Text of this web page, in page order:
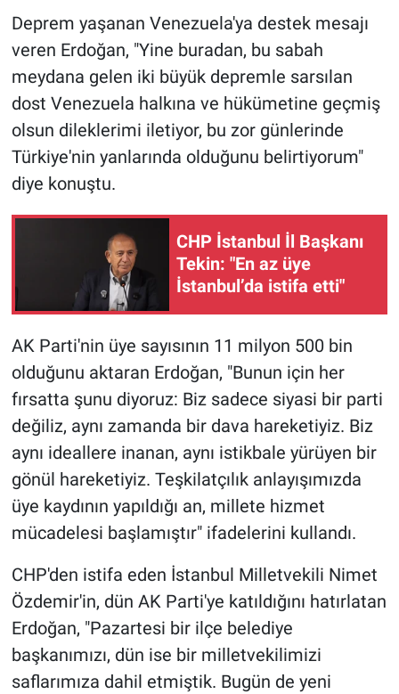
Deprem yaşanan Venezuela'ya destek mesajı
veren Erdoğan, "Yine buradan, bu sabah
meydana gelen iki büyük depremle sarsılan
dost Venezuela halkına ve hükümetine geçmiş
olsun dileklerimi iletiyor, bu zor günlerinde
Türkiye'nin yanlarında olduğunu belirtiyorum"
diye konuştu.
CHP İstanbul İl Başkanı
Tekin: "En az üye
İstanbul’da istifa etti"
AK Parti'nin üye sayısının 11 milyon 500 bin
olduğunu aktaran Erdoğan, "Bunun için her
fırsatta şunu diyoruz: Biz sadece siyasi bir parti
değiliz, aynı zamanda bir dava hareketiyiz. Biz
aynı ideallere inanan, aynı istikbale yürüyen bir
gönül hareketiyiz. Teşkilatçılık anlayışımızda
üye kaydının yapıldığı an, millete hizmet
mücadelesi başlamıştır" ifadelerini kullandı.
CHP'den istifa eden İstanbul Milletvekili Nimet
Özdemir'in, dün AK Parti'ye katıldığını hatırlatan
Erdoğan, "Pazartesi bir ilçe belediye
başkanımızı, dün ise bir milletvekilimizi
saflarımıza dahil etmiştik. Bugün de yeni